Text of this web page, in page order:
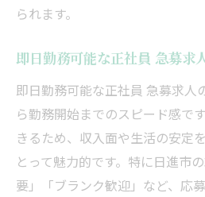
愛知県日進市で正社員
募するコツ
未経験から始める正
種
正社員 急募求人で重
未経験者向け正社員
られます。
即日勤務可能な正社員 急募求
即日勤務可能な正社員 急募求人
ら勤務開始までのスピード感で
きるため、収入面や生活の安定
とって魅力的です。特に日進市
要」「ブランク歓迎」など、応